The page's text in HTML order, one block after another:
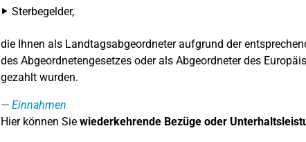
Sterbegelder,
die Ihnen als Landtagsabgeordneter aufgrund der
des Abgeordnetengesetzes oder als Abgeordneter des
gezahlt wurden.
Einnahmen
Hier können Sie wiederkehrende Bezüge oder